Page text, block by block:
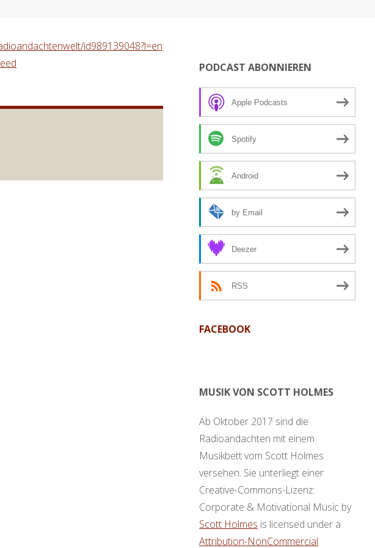
id989139048?l=en
PODCAST ABONNIEREN
Apple Podcasts
Spotify
Android
by Email
Deezer
RSS
FACEBOOK
MUSIK VON SCOTT HOLMES
Ab Oktober 2017 sind die
Radioandachten mit einem
Musikbett vom Scott Holmes
versehen. Sie unterliegt einer
Creative-Commons-Lizenz:
Corporate & Motivational Music by
Scott Holmes is licensed under a
Attribution-NonCommercial